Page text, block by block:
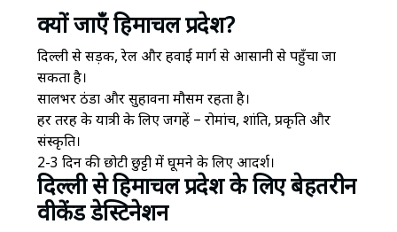
क्यों जाएँ हिमाचल प्रदेश?
दिल्ली से सड़क, रेल और हवाई मार्ग से आसानी से पहुँचा जा
सकता है।
सालभर ठंडा और सुहावना मौसम रहता है।
हर तरह के यात्री के लिए जगहें – रोमांच, शांति, प्रकृति और
संस्कृति।
2-3 दिन की छोटी छुट्टी में घूमने के लिए आदर्श।
दिल्ली से हिमाचल प्रदेश के लिए बेहतरीन
वीकेंड डेस्टिनेशन